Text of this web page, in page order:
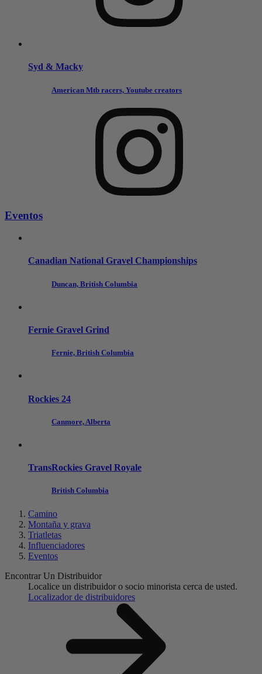
Syd & Macky
American Mtb racers, Youtube creators
Eventos
Canadian National Gravel Championships
Duncan, British Columbia
Fernie Gravel Grind
Fernie, British Columbia
Rockies 24
Canmore, Alberta
TransRockies Gravel Royale
British Columbia
Camino
Montaña y grava
Triatletas
Influenciadores
Eventos
Encontrar Un Distribuidor
Localice un distribuidor o socio minorista cerca de usted.
Localizador de distribuidores